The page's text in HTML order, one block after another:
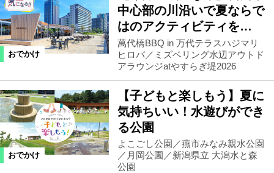
おでかけ
中心部の川沿いで夏ならで
はのアクティビティを…
萬代橋BBQ in 万代テラスハジマリ
ヒロバ／ミズベリング水辺アウトド
アラウンジatやすらぎ堤2026
おでかけ
【子どもと楽しもう】夏に
気持ちいい！水遊びができ
る公園
よこごし公園／燕市みなみ親水公園
／月岡公園／新潟県立 大潟水と森
公園